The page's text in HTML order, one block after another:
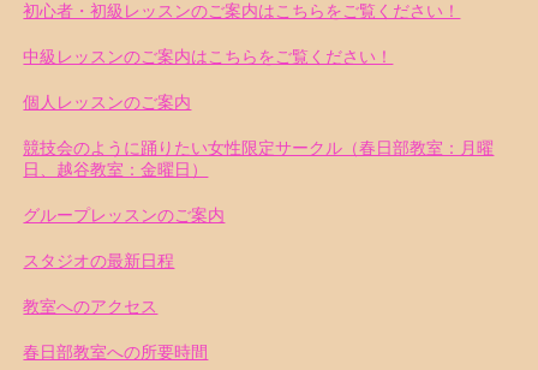
初心者・初級レッスンのご案内はこちらをご覧ください！
中級レッスンのご案内はこちらをご覧ください！
個人レッスンのご案内
競技会のように踊りたい女性限定サークル（春日部教室：月曜
日、越谷教室：金曜日）
グループレッスンのご案内
スタジオの最新日程
教室へのアクセス
春日部教室への所要時間